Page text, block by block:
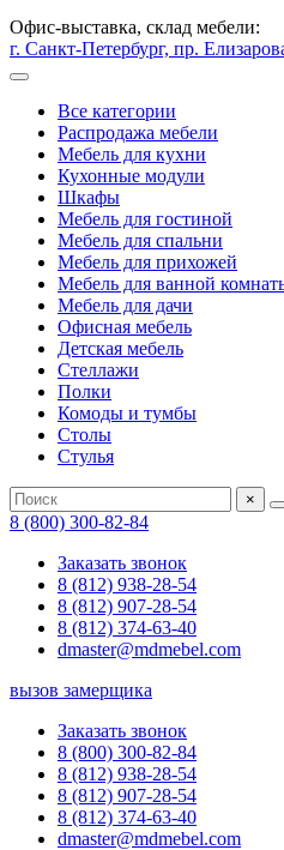
Офис-выставка, склад мебели:
г. Санкт-Петербург, пр.
Все категории
Распродажа мебели
Мебель для кухни
Кухонные модули
Шкафы
Мебель для гостиной
Мебель для спальни
Мебель для прихожей
Мебель для ванной
Мебель для дачи
Офисная мебель
Детская мебель
Стеллажи
Полки
Комоды и тумбы
Столы
Стулья
×
8 (800) 300-82-84
Заказать звонок
8 (812) 938-28-54
8 (812) 907-28-54
8 (812) 374-63-40
dmaster@mdmebel.com
вызов замерщика
Заказать звонок
8 (800) 300-82-84
8 (812) 938-28-54
8 (812) 907-28-54
8 (812) 374-63-40
dmaster@mdmebel.com